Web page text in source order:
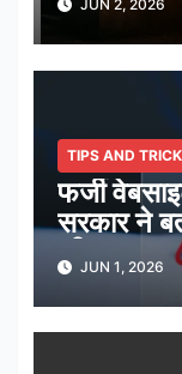
JUN 2, 2026
TIPS AND
फर्जी
सरकार ने
की पहचान
JUN 1, 2026